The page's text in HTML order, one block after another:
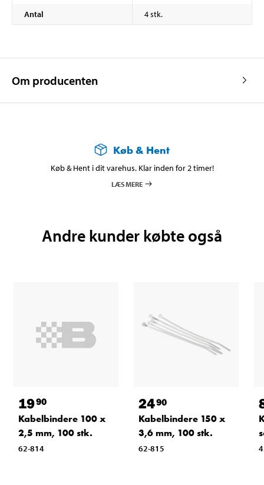
Antal
4 stk.
Om producenten
Køb & Hent
Køb & Hent i dit varehus. Klar inden for 2 timer!
LÆS MERE
Andre kunder købte også
1990
Kabelbindere 100 x
2,5 mm, 100 stk.
62-814
2490
Kabelbindere 150 x
3,6 mm, 100 stk.
62-815